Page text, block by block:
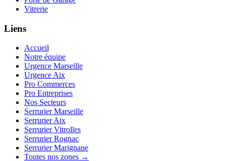
Vitrerie
Liens
Accueil
Notre équipe
Urgence Marseille
Urgence Aix
Pro Commerces
Pro Entreprises
Nos Secteurs
Serrurier Marseille
Serrurier Aix
Serrurier Vitrolles
Serrurier Rognac
Serrurier Marignane
Toutes nos zones →